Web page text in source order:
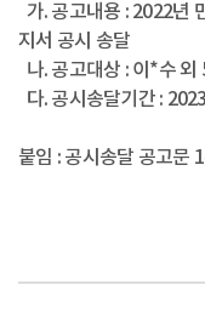
가. 공고내용 : 2022년
지서 공시 송달
나. 공고대상 : 이*수 외
다. 공시송달기간 :
붙임 : 공시송달 공고문